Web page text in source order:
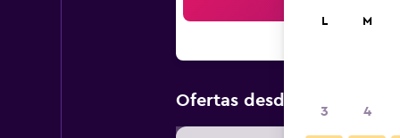
Ofertas desde Oferta
L M
3 4